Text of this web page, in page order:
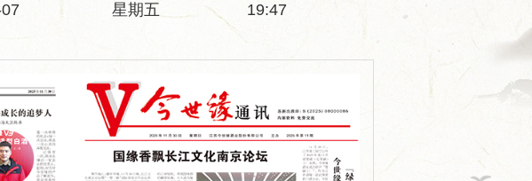
星期五 19:47